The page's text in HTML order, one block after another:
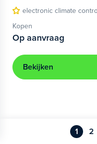
electronic climate
Kopen
Op aanvraag
Bekijken
1 2